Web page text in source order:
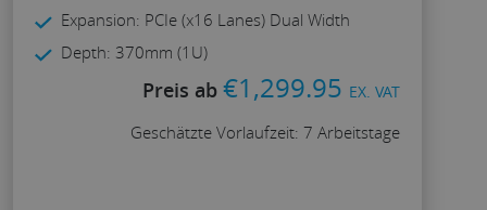
Expansion: PCIe (x16 Lanes) Dual Width
Depth: 370mm (1U)
Preis ab €1,299.95 EX. VAT
Geschätzte Vorlaufzeit: 7 Arbeitstage